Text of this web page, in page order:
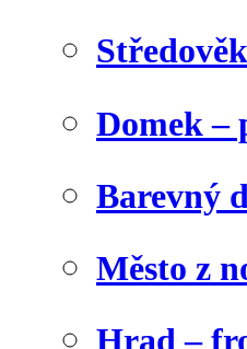
Domek –
Barevný
Město z
Hrad –